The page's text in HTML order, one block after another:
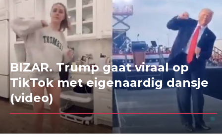
BIZAR. Trump gaat viraal op
TikTok met eigenaardig dansje
(video)